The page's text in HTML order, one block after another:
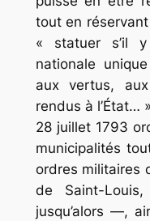
tout en réservant
« statuer s’il
nationale
aux vertus,
rendus à l’État…
28 juillet 1793
municipalités
ordres militaires
de Saint-
jusqu’alors —,